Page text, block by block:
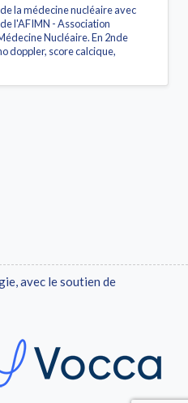
la médecine nucléaire avec
l'AFIMN - Association
Nucléaire. En 2nde
doppler, score calcique,
avec le soutien de